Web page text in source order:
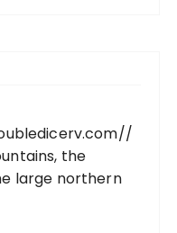
the
large northern